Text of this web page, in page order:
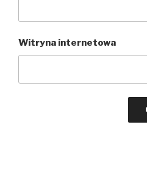
Witryna internetowa